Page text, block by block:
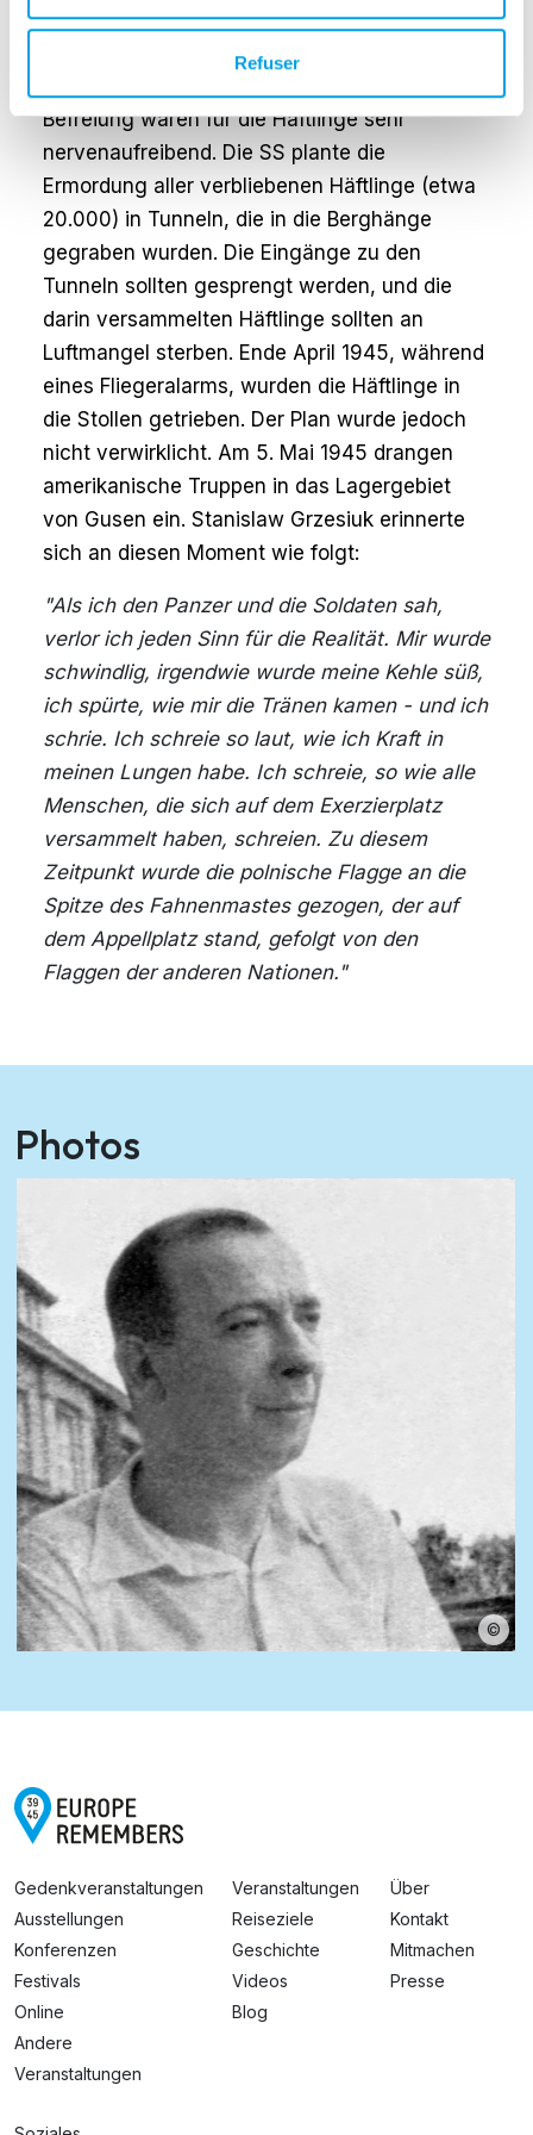
Refuser
patriotische und nationale."
Befreiung waren für die Häftlinge sehr
nervenaufreibend. Die SS plante die
Ermordung aller verbliebenen Häftlinge (etwa
20.000) in Tunneln, die in die Berghänge
gegraben wurden. Die Eingänge zu den
Tunneln sollten gesprengt werden, und die
darin versammelten Häftlinge sollten an
Luftmangel sterben. Ende April 1945, während
eines Fliegeralarms, wurden die Häftlinge in
die Stollen getrieben. Der Plan wurde jedoch
nicht verwirklicht. Am 5. Mai 1945 drangen
amerikanische Truppen in das Lagergebiet
von Gusen ein. Stanislaw Grzesiuk erinnerte
sich an diesen Moment wie folgt:
"Als ich den Panzer und die Soldaten sah,
verlor ich jeden Sinn für die Realität. Mir wurde
schwindlig, irgendwie wurde meine Kehle süß,
ich spürte, wie mir die Tränen kamen - und ich
schrie. Ich schreie so laut, wie ich Kraft in
meinen Lungen habe. Ich schreie, so wie alle
Menschen, die sich auf dem Exerzierplatz
versammelt haben, schreien. Zu diesem
Zeitpunkt wurde die polnische Flagge an die
Spitze des Fahnenmastes gezogen, der auf
dem Appellplatz stand, gefolgt von den
Flaggen der anderen Nationen."
Photos
©
Gedenkveranstaltungen
Ausstellungen
Konferenzen
Festivals
Online
Andere
Veranstaltungen
Veranstaltungen
Reiseziele
Geschichte
Videos
Blog
Über
Kontakt
Mitmachen
Presse